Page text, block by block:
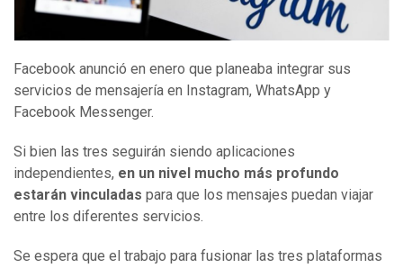
Facebook anunció en enero que planeaba integrar sus
servicios de mensajería en Instagram, WhatsApp y
Facebook Messenger.
Si bien las tres seguirán siendo aplicaciones
independientes, en un nivel mucho más profundo
estarán vinculadas para que los mensajes puedan viajar
entre los diferentes servicios.
Se espera que el trabajo para fusionar las tres plataformas